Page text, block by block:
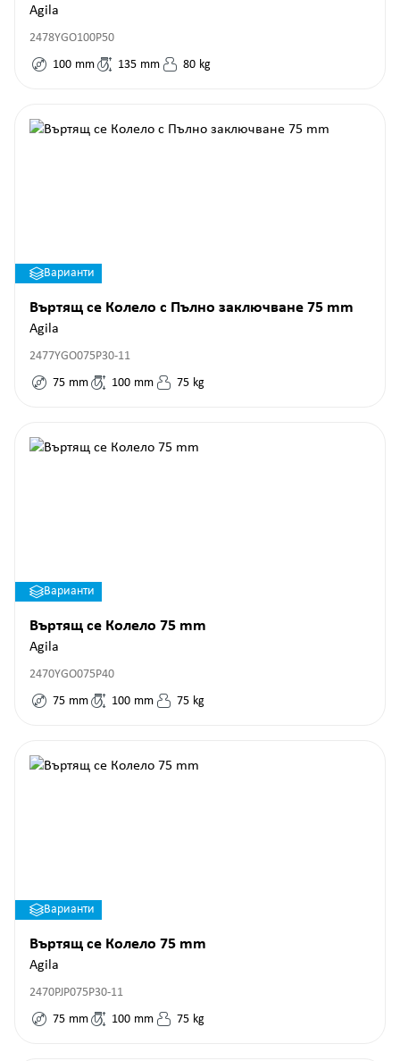
Agila
2478YGO100P50
100 mm 135 mm 80 kg
Варианти
Въртящ се Колело с Пълно заключване 75 mm
Agila
2477YGO075P30-11
75 mm 100 mm 75 kg
Варианти
Въртящ се Колело 75 mm
Agila
2470YGO075P40
75 mm 100 mm 75 kg
Варианти
Въртящ се Колело 75 mm
Agila
2470PJP075P30-11
75 mm 100 mm 75 kg